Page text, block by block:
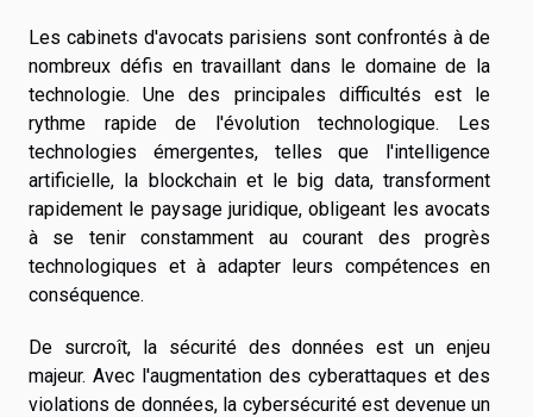
Les cabinets d'avocats parisiens sont confrontés à de
nombreux défis en travaillant dans le domaine de la
technologie. Une des principales difficultés est le
rythme rapide de l'évolution technologique. Les
technologies émergentes, telles que l'intelligence
artificielle, la blockchain et le big data, transforment
rapidement le paysage juridique, obligeant les avocats
à se tenir constamment au courant des progrès
technologiques et à adapter leurs compétences en
conséquence.
De surcroît, la sécurité des données est un enjeu
majeur. Avec l'augmentation des cyberattaques et des
violations de données, la cybersécurité est devenue un